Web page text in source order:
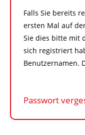
Falls Sie bereits
ersten Mal auf
Sie dies bitte mit
sich registriert
Benutzernamen.
Passwort